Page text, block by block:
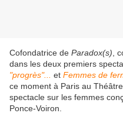
Cofondatrice de Paradox(s) ,
dans les deux premiers
"progrès"...
et Femmes de
ce moment à Paris au
spectacle sur les femmes
Ponce-Voiron.